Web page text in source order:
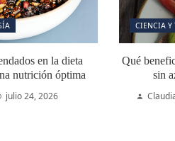
en la dieta
nutrición óptima
julio 24, 2026
CIENCIA Y
Qué
sin